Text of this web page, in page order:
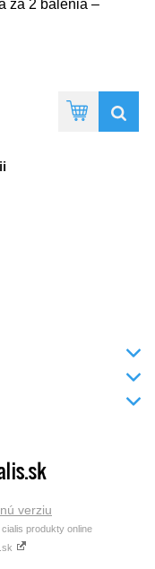
za 2 balenia –
verziu
produkty online